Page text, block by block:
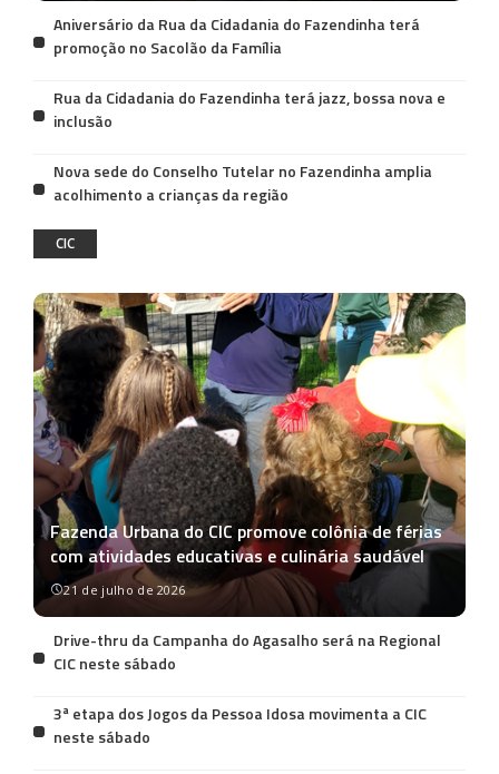
Aniversário da Rua da Cidadania do Fazendinha terá
promoção no Sacolão da Família
Rua da Cidadania do Fazendinha terá jazz, bossa nova e
inclusão
Nova sede do Conselho Tutelar no Fazendinha amplia
acolhimento a crianças da região
CIC
Fazenda Urbana do CIC promove colônia de férias
com atividades educativas e culinária saudável
21 de julho de 2026
Drive-thru da Campanha do Agasalho será na Regional
CIC neste sábado
3ª etapa dos Jogos da Pessoa Idosa movimenta a CIC
neste sábado